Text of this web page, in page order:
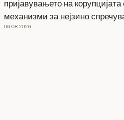
пријавувањето на
механизми за нејзино
06.08.2026